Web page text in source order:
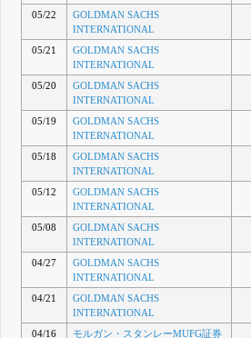
05/22
GOLDMAN SACHS
INTERNATIONAL
05/21
GOLDMAN SACHS
INTERNATIONAL
05/20
GOLDMAN SACHS
INTERNATIONAL
05/19
GOLDMAN SACHS
INTERNATIONAL
05/18
GOLDMAN SACHS
INTERNATIONAL
05/12
GOLDMAN SACHS
INTERNATIONAL
05/08
GOLDMAN SACHS
INTERNATIONAL
04/27
GOLDMAN SACHS
INTERNATIONAL
04/21
GOLDMAN SACHS
INTERNATIONAL
04/16
モルガン・スタンレーMUFG証券